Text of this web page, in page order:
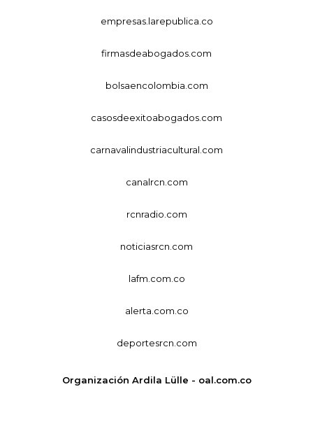
empresas.larepublica.co
firmasdeabogados.com
bolsaencolombia.com
casosdeexitoabogados.com
carnavalindustriacultural.com
canalrcn.com
rcnradio.com
noticiasrcn.com
lafm.com.co
alerta.com.co
deportesrcn.com
Organización Ardila Lülle - oal.com.co